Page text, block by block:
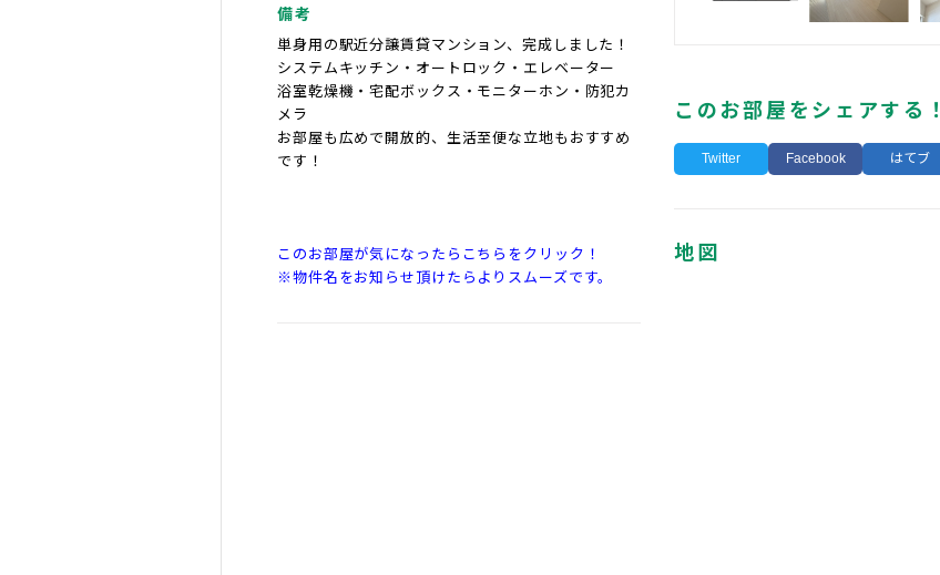
このお部屋をシェアする！
Twitter Facebook はてブ
地図
備考
単身用の駅近分譲賃貸マンション、完成しました！
システムキッチン・オートロック・エレベーター
浴室乾燥機・宅配ボックス・モニターホン・防犯カ
メラ
お部屋も広めで開放的、生活至便な立地もおすすめ
です！
このお部屋が気になったらこちらをクリック！
※物件名をお知らせ頂けたらよりスムーズです。